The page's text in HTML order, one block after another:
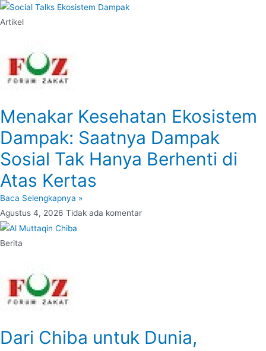
Artikel
Menakar Kesehatan Ekosistem
Dampak: Saatnya Dampak
Sosial Tak Hanya Berhenti di
Atas Kertas
Baca Selengkapnya »
Agustus 4, 2026 Tidak ada komentar
Berita
Dari Chiba untuk Dunia,